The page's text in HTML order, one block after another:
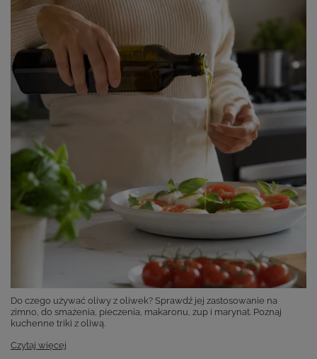
Do czego używać oliwy z oliwek? Sprawdź jej zastosowanie na
zimno, do smażenia, pieczenia, makaronu, zup i marynat. Poznaj
kuchenne triki z oliwą.
Czytaj więcej